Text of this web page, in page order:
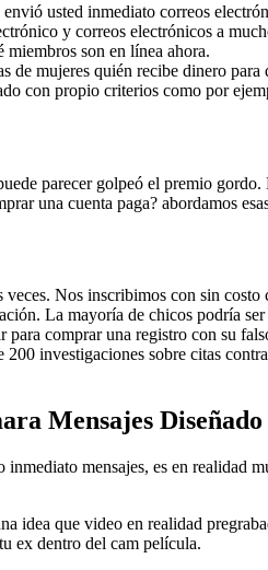
envió usted inmediato correos
y correos electrónicos a
miembros son en línea ahora.
de mujeres quién recibe dinero
con propio criterios como por
parecer golpeó el premio
una cuenta paga? abordamos
Nos inscribimos con sin
La mayoría de chicos podría
para comprar una registro con su
investigaciones sobre citas
Mensajes
mensajes, es en realidad
idea que video en realidad
ex dentro del cam película.